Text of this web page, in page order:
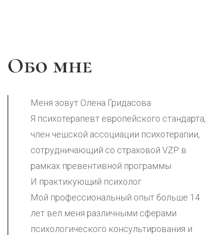
Обо мне
Меня зовут Олена Гридасова
Я психотерапевт европейского стандарта,
член чешской ассоциации психотерапии,
сотрудничающий со страховой VZP в
рамках превентивной программы
И практикующий психолог
Мой профессиональный опыт больше 14
лет вел меня различными сферами
психологического консультирования и